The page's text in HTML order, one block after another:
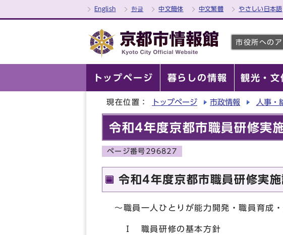
English 한글 中文簡体 中文繁體 やさしい日本語
市役所へのア
トップページ 暮らしの情報 観光・文
現在位置： トップページ 市政情報 人事・
令和4年度京都市職員研修実
ページ番号296827
令和4年度京都市職員研修実
～職員一人ひとりが能力開発・職員育成
Ⅰ 職員研修の基本方針